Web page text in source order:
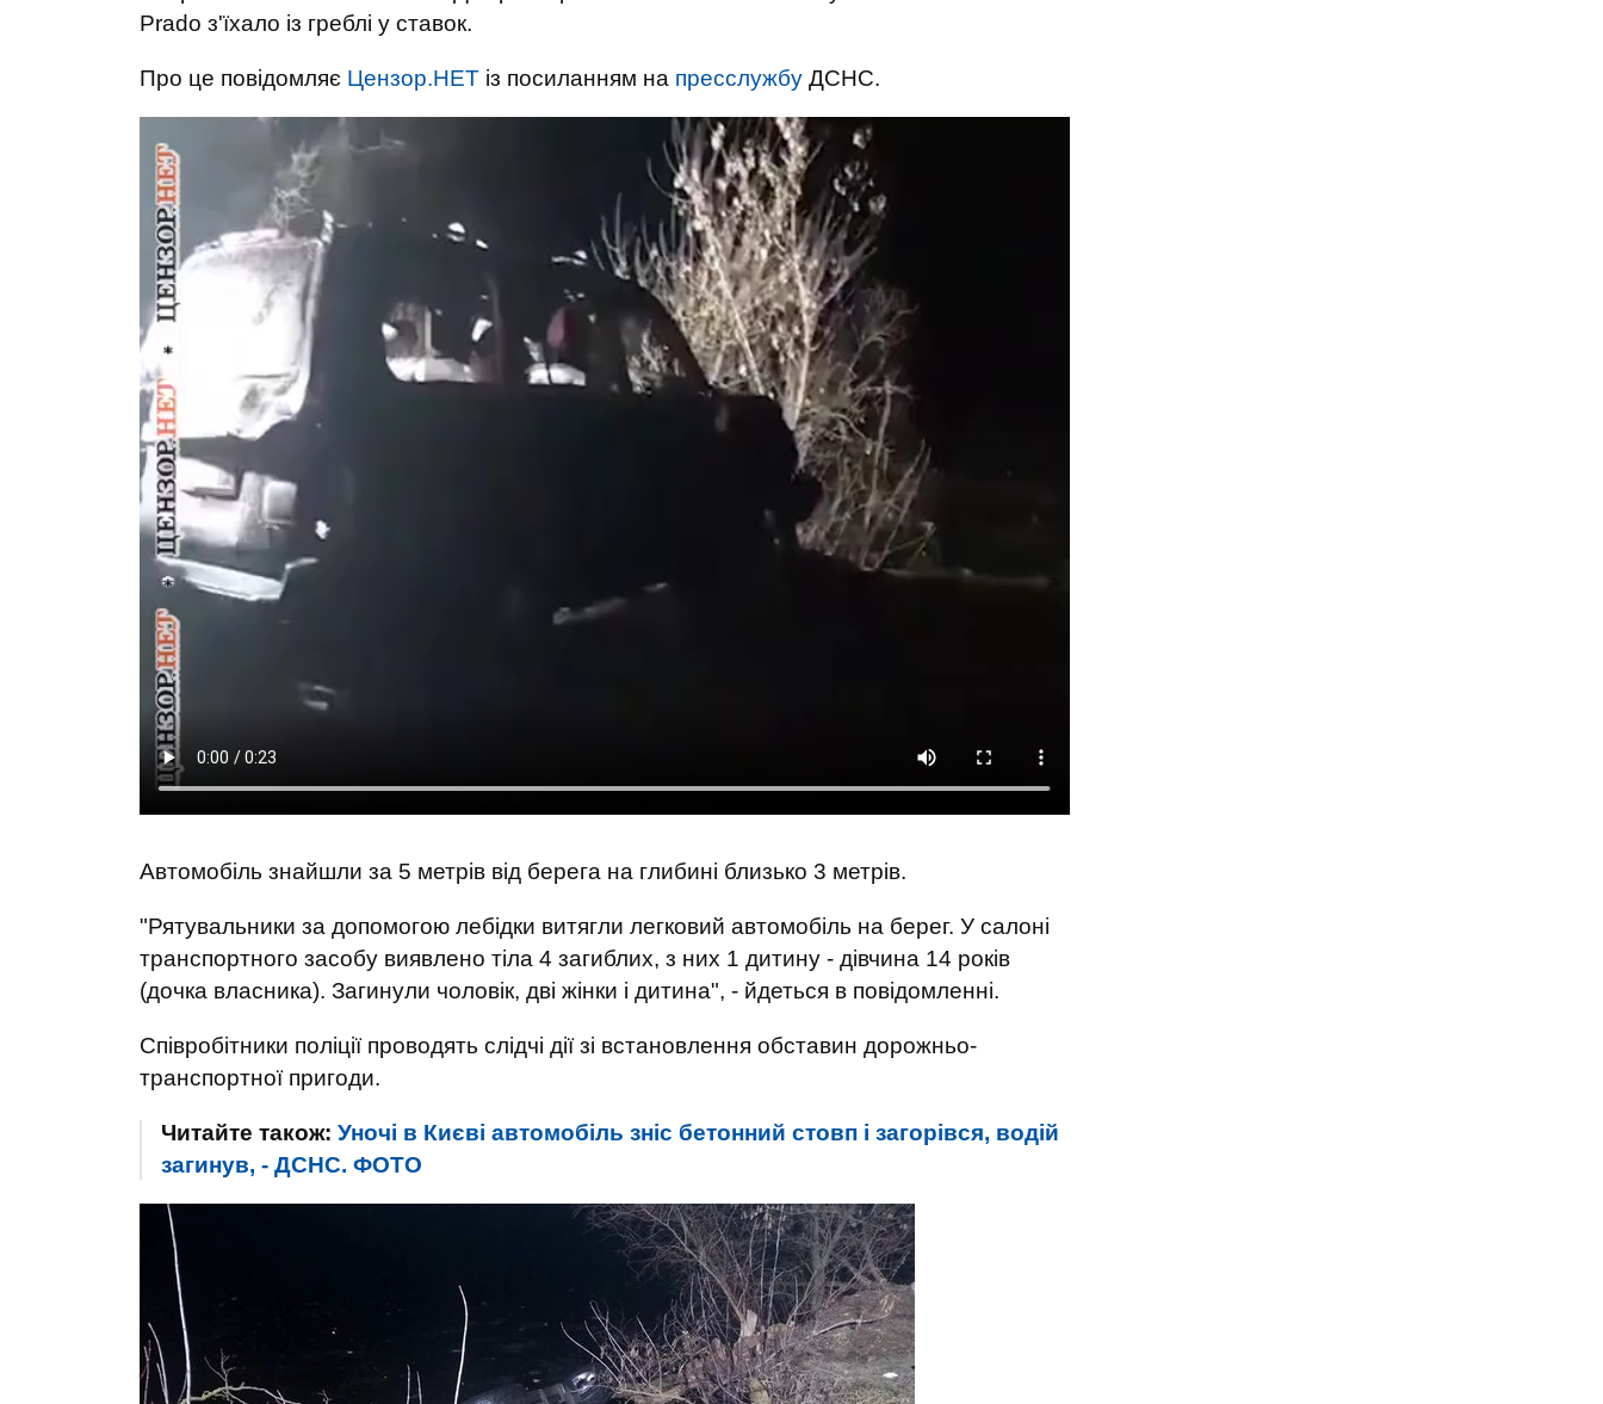
Prado з'їхало із греблі у ставок.
Про це повідомляє Цензор.НЕТ із посиланням на пресслужбу ДСНС.
Автомобіль знайшли за 5 метрів від берега на глибині близько 3 метрів.
"Рятувальники за допомогою лебідки витягли легковий автомобіль на берег. У салоні
транспортного засобу виявлено тіла 4 загиблих, з них 1 дитину - дівчина 14 років
(дочка власника). Загинули чоловік, дві жінки і дитина", - йдеться в повідомленні.
Співробітники поліції проводять слідчі дії зі встановлення обставин дорожньо-
транспортної пригоди.
Читайте також: Уночі в Києві автомобіль зніс бетонний стовп і загорівся, водій
загинув, - ДСНС. ФОТО